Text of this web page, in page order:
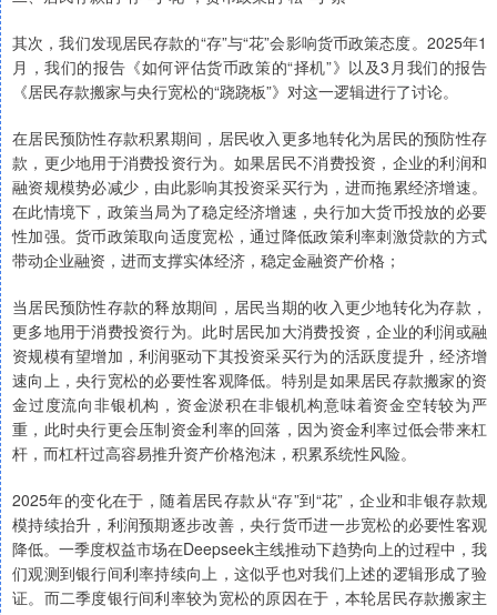
其次，我们发现居民存款的“存”与“花”会影响货币政策态度。2025年1
月，我们的报告《如何评估货币政策的“择机”》以及3月我们的报告
《居民存款搬家与央行宽松的“跷跷板”》对这一逻辑进行了讨论。
在居民预防性存款积累期间，居民收入更多地转化为居民的预防性存
款，更少地用于消费投资行为。如果居民不消费投资，企业的利润和
融资规模势必减少，由此影响其投资采买行为，进而拖累经济增速。
在此情境下，政策当局为了稳定经济增速，央行加大货币投放的必要
性加强。货币政策取向适度宽松，通过降低政策利率刺激贷款的方式
带动企业融资，进而支撑实体经济，稳定金融资产价格；
当居民预防性存款的释放期间，居民当期的收入更少地转化为存款，
更多地用于消费投资行为。此时居民加大消费投资，企业的利润或融
资规模有望增加，利润驱动下其投资采买行为的活跃度提升，经济增
速向上，央行宽松的必要性客观降低。特别是如果居民存款搬家的资
金过度流向非银机构，资金淤积在非银机构意味着资金空转较为严
重，此时央行更会压制资金利率的回落，因为资金利率过低会带来杠
杆，而杠杆过高容易推升资产价格泡沫，积累系统性风险。
2025年的变化在于，随着居民存款从“存”到“花”，企业和非银存款规
模持续抬升，利润预期逐步改善，央行货币进一步宽松的必要性客观
降低。一季度权益市场在Deepseek主线推动下趋势向上的过程中，我
们观测到银行间利率持续向上，这似乎也对我们上述的逻辑形成了验
证。而二季度银行间利率较为宽松的原因在于，本轮居民存款搬家主